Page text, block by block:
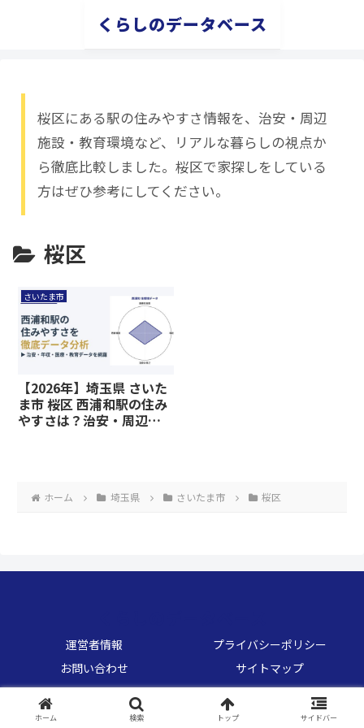
くらしのデータベース
桜区にある駅の住みやすさ情報を、治安・周辺
施設・教育環境など、リアルな暮らしの視点か
ら徹底比較しました。桜区で家探しをしている
方はぜひ参考にしてください。
桜区
さいたま市
【2026年】埼玉県 さいた
ま市 桜区 西浦和駅の住み
やすさは？治安・周辺施
ホーム 埼玉県 さいたま市 桜区
運営者情報
プライバシーポリシー
お問い合わせ
サイトマップ
© 2026 くらしのデータベース.
ホーム 検索 トップ サイドバー